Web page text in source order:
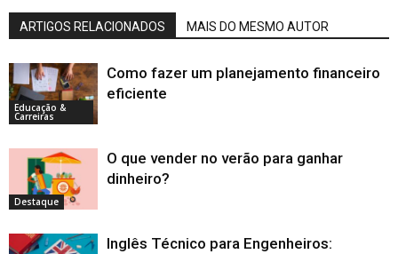
ARTIGOS RELACIONADOS MAIS DO MESMO AUTOR
Educação &
Carreiras
Como fazer um planejamento financeiro
eficiente
Destaque
O que vender no verão para ganhar
dinheiro?
Inglês Técnico para Engenheiros: